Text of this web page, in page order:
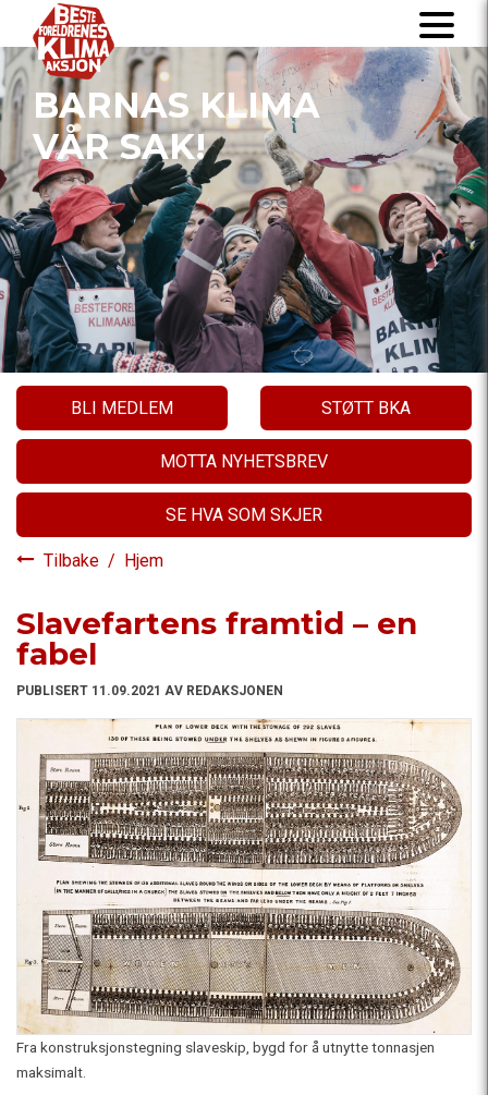
BARNAS KLIMA
VÅR SAK!
BLI MEDLEM STØTT BKA
MOTTA NYHETSBREV
SE HVA SOM SKJER
Tilbake / Hjem
Slavefartens framtid – en
fabel
PUBLISERT 11.09.2021 AV REDAKSJONEN
Fra konstruksjonstegning slaveskip, bygd for å utnytte tonnasjen
maksimalt.